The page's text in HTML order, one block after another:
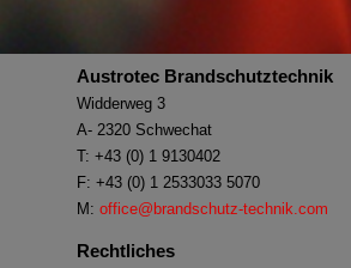
Austrotec Brandschutztechnik
Widderweg 3
A- 2320 Schwechat
T: +43 (0) 1 9130402
F: +43 (0) 1 2533033 5070
M: office@brandschutz-technik.com
Rechtliches